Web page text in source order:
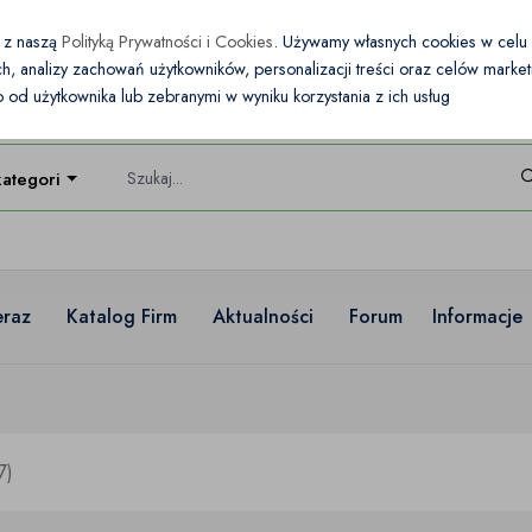
Katalog Firm Aktualności Forum Informacje
naszą Polityką Prywatności i Cookies. Używamy własnych cookies w
analizy zachowań użytkowników, personalizacji treści oraz celów
użytkownika lub zebranymi w wyniku korzystania z ich usług